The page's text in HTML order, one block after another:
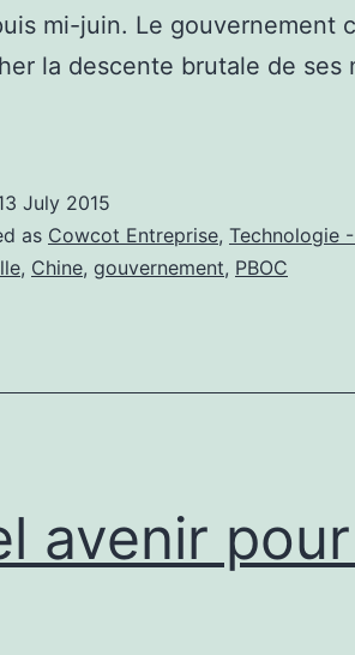
mi-juin. Le gouvernement
la descente brutale de ses
July 2015
as Cowcot Entreprise, Technologie
, Chine, gouvernement, PBOC
avenir